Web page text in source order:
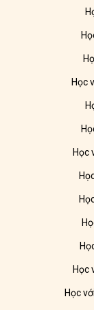
Học
Học
Học
Học